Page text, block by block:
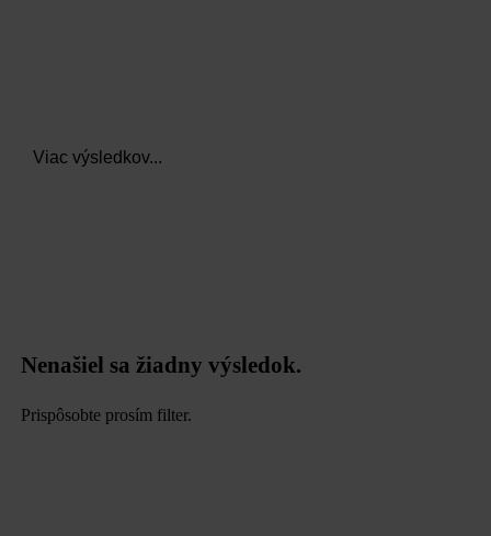
Viac výsledkov...
Nenašiel sa žiadny výsledok.
Prispôsobte prosím filter.